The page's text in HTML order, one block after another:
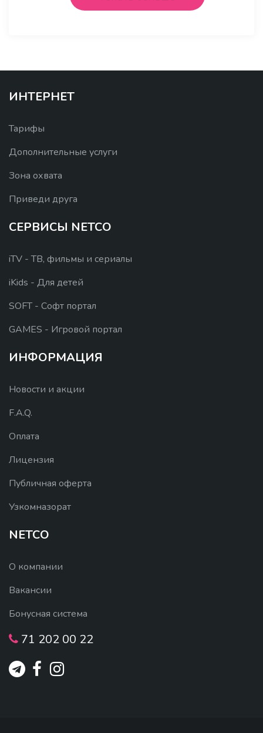
ИНТЕРНЕТ
Тарифы
Дополнительные услуги
Зона охвата
Приведи друга
СЕРВИСЫ NETCO
iTV - ТВ, фильмы и сериалы
iKids - Для детей
SOFT - Софт портал
GAMES - Игровой портал
ИНФОРМАЦИЯ
Новости и акции
F.A.Q.
Оплата
Лицензия
Публичная оферта
Узкомназорат
NETCO
О компании
Вакансии
Бонусная система
71 202 00 22